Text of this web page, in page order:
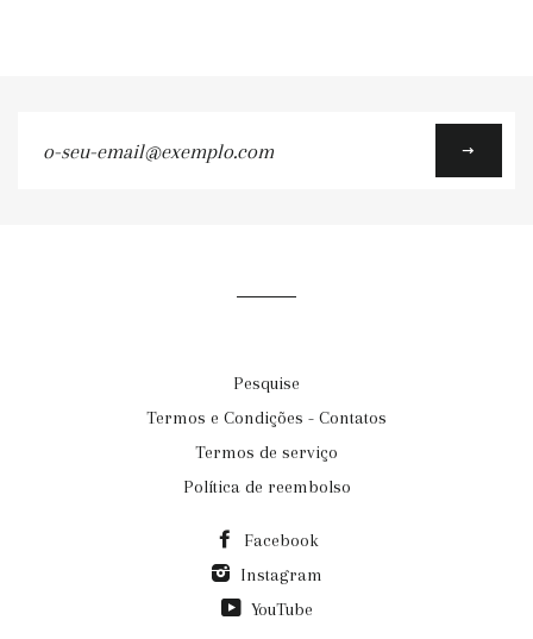
Pesquise
Termos e Condições - Contatos
Termos de serviço
Política de reembolso
Facebook
Instagram
YouTube